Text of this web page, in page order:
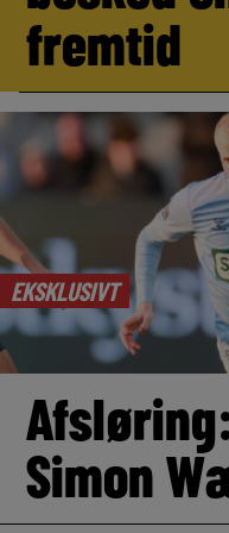
fremtid
EKSKLUSIVT
Simon